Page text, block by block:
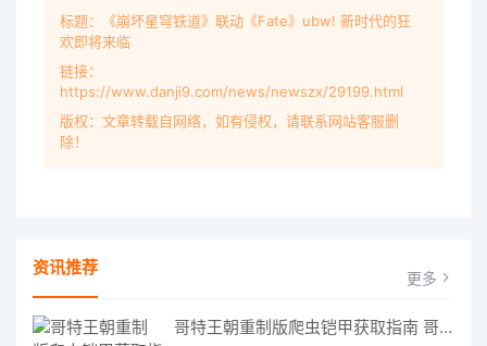
标题：《崩坏星穹铁道》联动《Fate》ubw! 新时代的狂
欢即将来临
链接：
https://www.danji9.com/news/newszx/29199.html
版权：文章转载自网络，如有侵权，请联系网站客服删
除！
资讯推荐 更多
哥特王朝重制版爬虫铠甲获取指南 哥特王朝重制版爬虫铠甲获取方法